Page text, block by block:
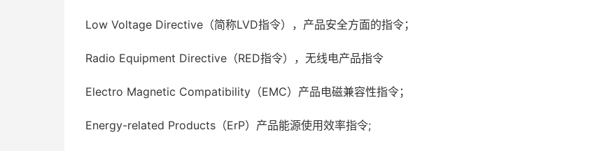
Low Voltage Directive（简称LVD指令），产品安全方面的指令；
Radio Equipment Directive（RED指令），无线电产品指令
Electro Magnetic Compatibility（EMC）产品电磁兼容性指令；
Energy-related Products（ErP）产品能源使用效率指令;